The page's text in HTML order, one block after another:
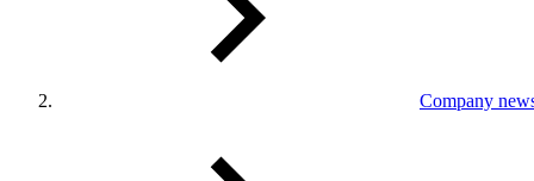
Company